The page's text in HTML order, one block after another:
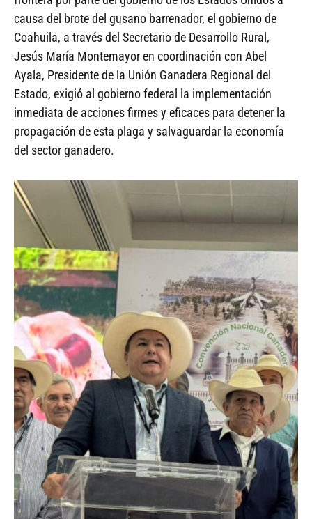
causa del brote del gusano barrenador, el gobierno de
Coahuila, a través del Secretario de Desarrollo Rural,
Jesús María Montemayor en coordinación con Abel
Ayala, Presidente de la Unión Ganadera Regional del
Estado, exigió al gobierno federal la implementación
inmediata de acciones firmes y eficaces para detener la
propagación de esta plaga y salvaguardar la economía
del sector ganadero.